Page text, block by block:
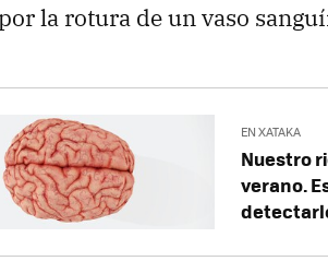
la rotura de un vaso
EN XATAKA
Nuestro
verano.